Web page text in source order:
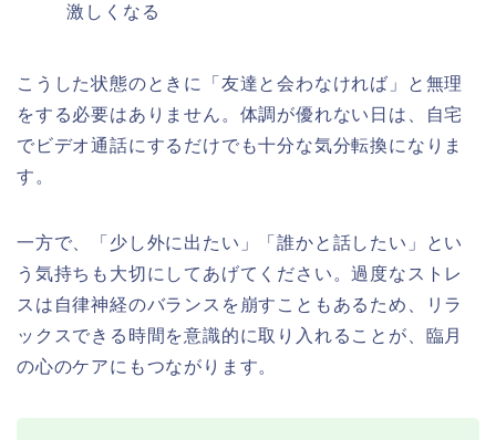
激しくなる
こうした状態のときに「友達と会わなければ」と無理
をする必要はありません。体調が優れない日は、自宅
でビデオ通話にするだけでも十分な気分転換になりま
す。
一方で、「少し外に出たい」「誰かと話したい」とい
う気持ちも大切にしてあげてください。過度なストレ
スは自律神経のバランスを崩すこともあるため、リラ
ックスできる時間を意識的に取り入れることが、臨月
の心のケアにもつながります。